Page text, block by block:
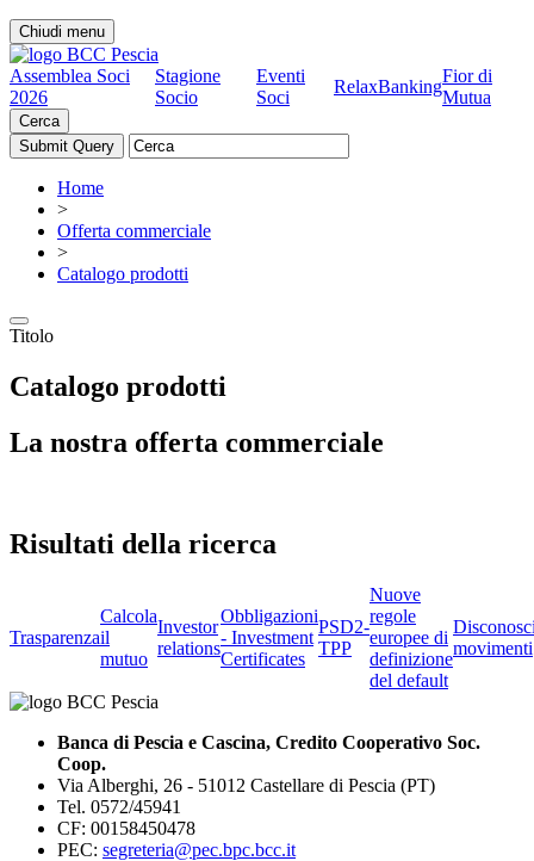
Chiudi menu
Assemblea Soci
2026
Stagione
Socio
Eventi
Soci
RelaxBanking
Fior di
Mutua
Cerca
Home
>
Offerta commerciale
>
Catalogo prodotti
Titolo
Catalogo prodotti
La nostra offerta commerciale
Risultati della ricerca
Trasparenza
Calcola
il
mutuo
Investor
relations
Obbligazioni
- Investment
Certificates
PSD2-
TPP
Nuove
regole
europee di
definizione
del default
movimenti
Banca di Pescia e Cascina, Credito Cooperativo Soc.
Coop.
Via Alberghi, 26 - 51012 Castellare di Pescia (PT)
Tel. 0572/45941
CF: 00158450478
PEC: segreteria@pec.bpc.bcc.it